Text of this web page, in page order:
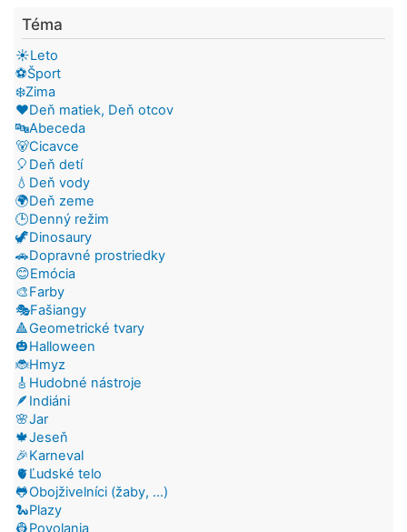
Téma
☀️Leto
⚽Šport
❄️Zima
❤️Deň matiek, Deň otcov
🔤Abeceda
🐻Cicavce
🎈Deň detí
💧Deň vody
🌍Deň zeme
🕒Denný režim
🦖Dinosaury
🚗Dopravné prostriedky
😊Emócia
🎨Farby
🎭Fašiangy
🔺Geometrické tvary
🎃Halloween
🐞Hmyz
🎸Hudobné nástroje
🪶Indiáni
🌸Jar
🍁Jeseň
🎉Karneval
🫀Ľudské telo
🐸Obojživelníci (žaby, ...)
🐍Plazy
👷Povolania